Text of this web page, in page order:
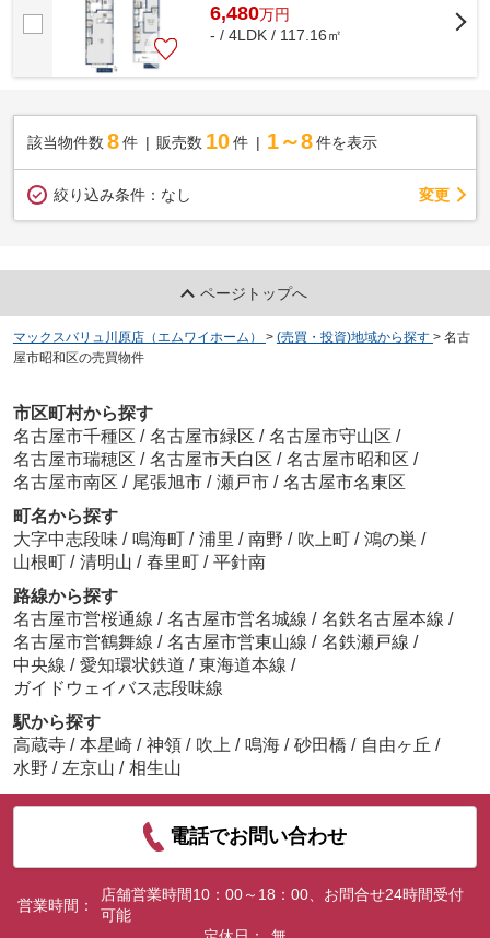
6,480万円
- / 4LDK / 117.16㎡
該当物件数 8件 販売数 10 件 1～8 件を表示
絞り込み条件： なし 変更
ページトップへ
マックスバリュ川原店（エムワイホーム） > (売買・投資)地域から探す > 名古
屋市昭和区の売買物件
市区町村から探す
名古屋市千種区 / 名古屋市緑区 / 名古屋市守山区 /
名古屋市瑞穂区 / 名古屋市天白区 / 名古屋市昭和区 /
名古屋市南区 / 尾張旭市 / 瀬戸市 / 名古屋市名東区
町名から探す
大字中志段味 / 鳴海町 / 浦里 / 南野 / 吹上町 / 鴻の巣 /
山根町 / 清明山 / 春里町 / 平針南
路線から探す
名古屋市営桜通線 / 名古屋市営名城線 / 名鉄名古屋本線 /
名古屋市営鶴舞線 / 名古屋市営東山線 / 名鉄瀬戸線 /
中央線 / 愛知環状鉄道 / 東海道本線 /
ガイドウェイバス志段味線
駅から探す
高蔵寺 / 本星崎 / 神領 / 吹上 / 鳴海 / 砂田橋 / 自由ヶ丘 /
水野 / 左京山 / 相生山
電話でお問い合わせ
営業時間：
店舗営業時間10：00～18：00、お問合せ24時間受付
可能